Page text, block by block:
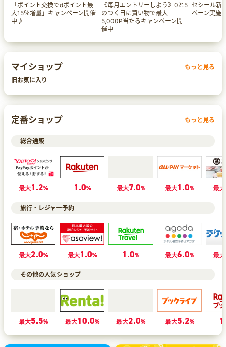
「ポイント交換でdポイント最
大15％増量」キャンペーン​開催
中♪
《毎月エントリーしよう》0と5
のつく日に買い物で最大
5,000P当たるキャンペーン開
催中
セシール新
ペーン実施
マイショップ
もっと見る
旧お気に入り
定番ショップ もっと見る
総合通販
最大1.2% 1.0% 最大7.0% 最大1.0% 最大
旅行・レジャー予約
最大2.0% 最大1.0% 1.0% 最大6.0% 最大
その他の人気ショップ
最大5.5% 最大10.0% 最大2.0% 最大5.2%